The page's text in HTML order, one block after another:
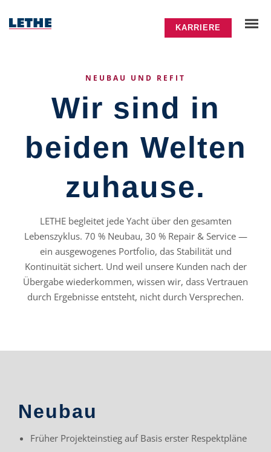
KARRIERE
NEUBAU UND REFIT
Wir sind in
beiden Welten
zuhause.
LETHE begleitet jede Yacht über den gesamten
Lebenszyklus. 70 % Neubau, 30 % Repair & Service —
ein ausgewogenes Portfolio, das Stabilität und
Kontinuität sichert. Und weil unsere Kunden nach der
Übergabe wiederkommen, wissen wir, dass Vertrauen
durch Ergebnisse entsteht, nicht durch Versprechen.
Neubau
Früher Projekteinstieg auf Basis erster Respektpläne